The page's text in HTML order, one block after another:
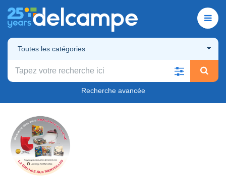
Toutes les catégories
Recherche avancée